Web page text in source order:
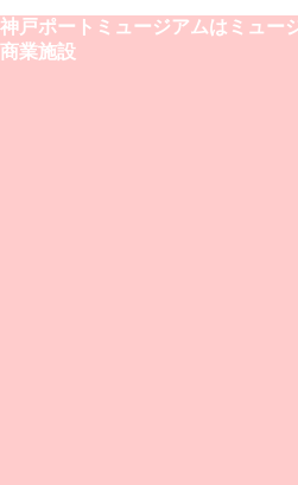
神戸ポートミュージアムはミュー
商業施設